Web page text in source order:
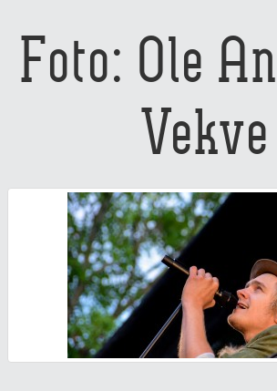
Foto: Ole
Vekve